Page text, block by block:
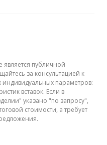
публичной
за консультацией к
параметров:
вставок. Если в
указано "по запросу",
стоимости, а требует